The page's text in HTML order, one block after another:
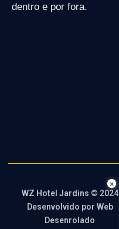
dentro e por fora.
WZ Hotel Jardins © 2024
Desenvolvido por Web
Desenrolado
×